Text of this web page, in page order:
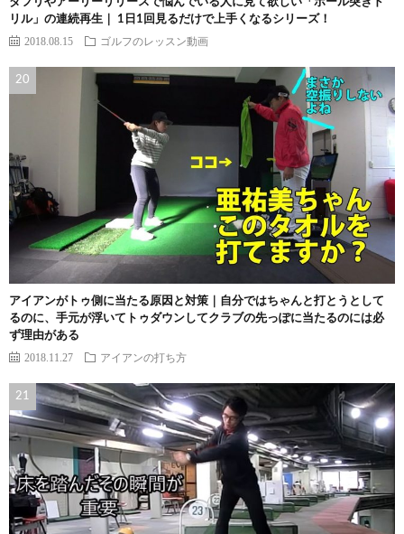
リル」の連続再生｜ 1日1回見るだけで上手くなるシリーズ！
2018.08.15 ゴルフのレッスン動画
アイアンがトゥ側に当たる原因と対策｜自分ではちゃんと打とうとして
るのに、手元が浮いてトゥダウンしてクラブの先っぽに当たるのには必
ず理由がある
2018.11.27 アイアンの打ち方